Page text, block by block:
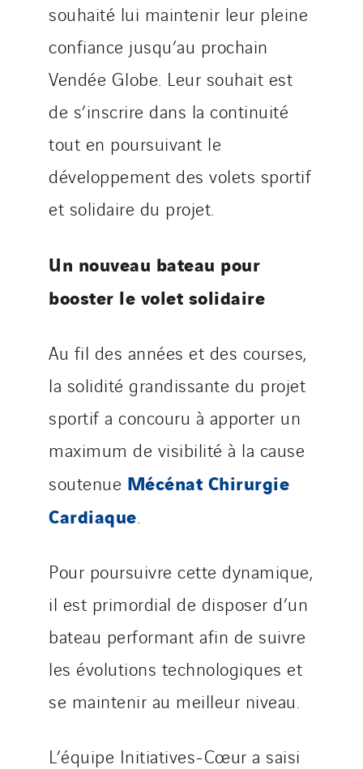
souhaité lui maintenir leur pleine
confiance jusqu’au prochain
Vendée Globe. Leur souhait est
de s’inscrire dans la continuité
tout en poursuivant le
développement des volets sportif
et solidaire du projet.
Un nouveau bateau pour
booster le volet solidaire
Au fil des années et des courses,
la solidité grandissante du projet
sportif a concouru à apporter un
maximum de visibilité à la cause
soutenue Mécénat Chirurgie
Cardiaque
Pour poursuivre cette dynamique,
il est primordial de disposer d’un
bateau performant afin de suivre
les évolutions technologiques et
se maintenir au meilleur niveau.
L’équipe Initiatives-Cœur a saisi